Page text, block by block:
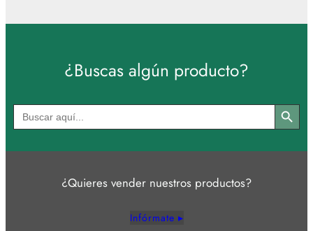
¿Buscas algún producto?
Buscar: Botón de búsqueda
¿Quieres vender nuestros productos?
Infórmate ▸